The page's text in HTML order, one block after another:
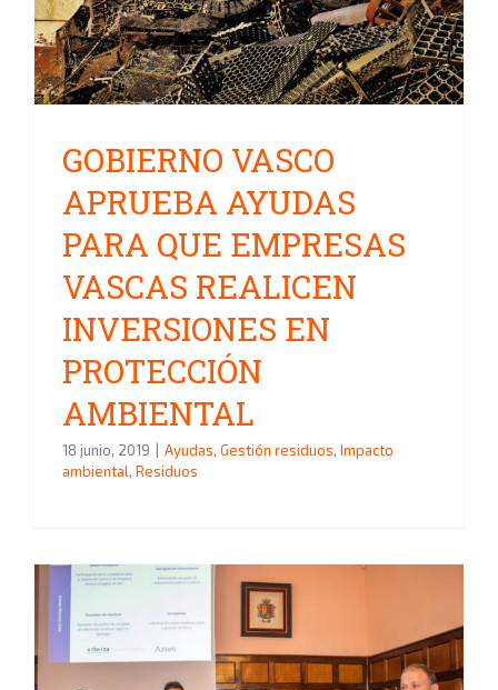
AYUDAS PARA QUE EMPRESAS
VASCAS REALICEN
INVERSIONES EN PROTECCIÓN
GOBIERNO VASCO
APRUEBA AYUDAS
PARA QUE EMPRESAS
VASCAS REALICEN
INVERSIONES EN
PROTECCIÓN
AMBIENTAL
18 junio, 2019 Ayudas, Gestión residuos, Impacto
ambiental, Residuos
Aztes desarrolla la aplicación